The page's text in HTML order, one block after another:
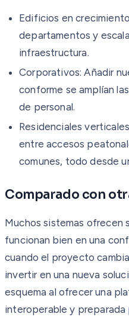
Edificios en
departamentos y
infraestructura.
Corporativos: Añadir
conforme se amplían
de personal.
Residenciales
entre accesos
comunes, todo desde
Comparado con
Muchos sistemas ofrecen
funcionan bien en una
cuando el proyecto
invertir en una nueva
esquema al ofrecer una
interoperable y preparada